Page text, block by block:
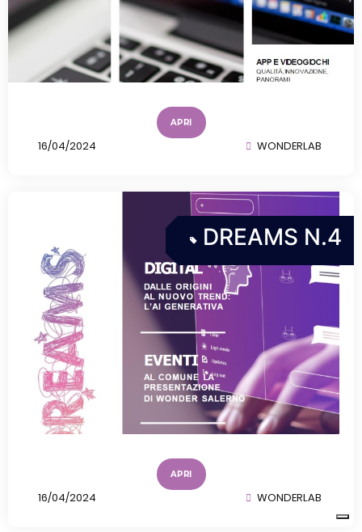
APRI
16/04/2024 WONDERLAB
DREAMS N.4
APRI
16/04/2024 WONDERLAB